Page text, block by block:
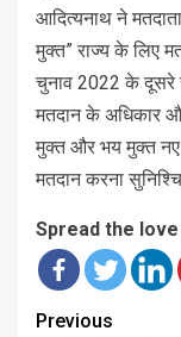
आदित्यनाथ ने
मुक्त” राज्य के लिए
चुनाव 2022 के दूसरे
मतदान के अधिकार और
मुक्त और भय मुक्त नए
मतदान करना
Spread the love
Previous